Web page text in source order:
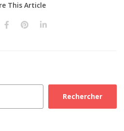
This Article
Rechercher